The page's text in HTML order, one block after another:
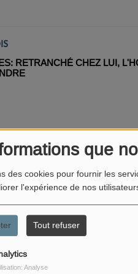
que
des cookies pour fournir les
l'expérience de nos
Tout refuser
Analyse
RETRANCHÉ CHEZ LUI,
2026: SUIVI DE LA